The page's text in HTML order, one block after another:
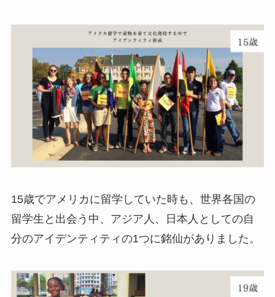
15歳でアメリカに留学していた時も、世界各国の
留学生と出会う中、アジア人、日本人としての自
分のアイデンティティの1つに銘仙がありました。